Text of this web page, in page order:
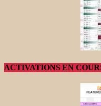
ACTIVATIONS EN